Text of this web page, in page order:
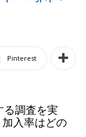
Pinterest
る調査を実
入率はどの